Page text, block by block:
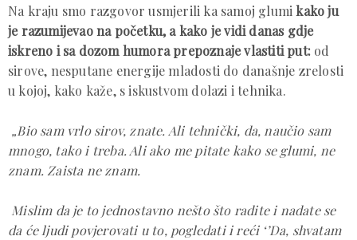
Na kraju smo razgovor usmjerili ka samoj glumi kako ju
je razumijevao na početku, a kako je vidi danas gdje
iskreno i sa dozom humora prepoznaje vlastiti put: od
sirove, nesputane energije mladosti do današnje zrelosti
u kojoj, kako kaže, s iskustvom dolazi i tehnika.
„Bio sam vrlo sirov, znate. Ali tehnički, da, naučio sam
mnogo, tako i treba. Ali ako me pitate kako se glumi, ne
znam. Zaista ne znam.
Mislim da je to jednostavno nešto što radite i nadate se
da će ljudi povjerovati u to, pogledati i reći ‘’Da, shvatam